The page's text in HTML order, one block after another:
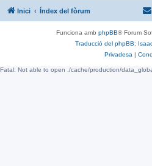
Inici Índex del fòrum
Funciona amb phpBB® Forum
Traducció del phpBB:
Privadesa |
Fatal: Not able to open ./cache/production/